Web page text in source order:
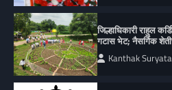
जिल्हाधिकारी राहुल
गटास भेट; नैसर्गिक
Kanthak